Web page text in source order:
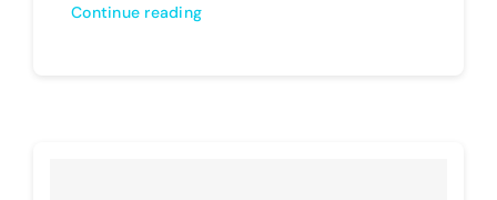
Continue reading